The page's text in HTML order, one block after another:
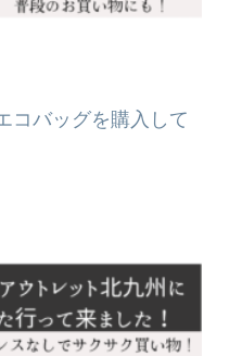
コバッグを購入して